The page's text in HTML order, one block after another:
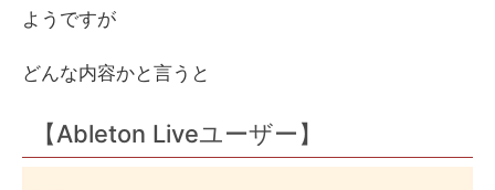
ようですが
どんな内容かと言うと
【Ableton Liveユーザー】